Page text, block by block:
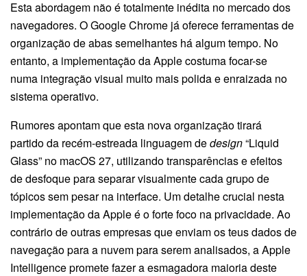
Esta abordagem não é totalmente inédita no mercado dos
navegadores. O Google Chrome já oferece ferramentas de
organização de abas semelhantes há algum tempo. No
entanto, a implementação da Apple costuma focar-se
numa integração visual muito mais polida e enraizada no
sistema operativo.
Rumores apontam que esta nova organização tirará
partido da recém-estreada linguagem dedesign“Liquid
Glass” no macOS 27, utilizando transparências e efeitos
de desfoque para separar visualmente cada grupo de
tópicos sem pesar na interface. Um detalhe crucial nesta
implementação da Apple é o forte foco na privacidade. Ao
contrário de outras empresas que enviam os teus dados de
navegação para a nuvem para serem analisados, a Apple
Intelligence promete fazer a esmagadora maioria deste